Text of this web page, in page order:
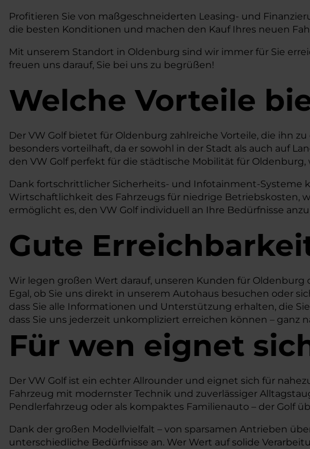
Profitieren Sie von maßgeschneiderten Leasing- und
die besten Konditionen und machen den Kauf Ihres neuen
Mit unserem Standort in Oldenburg sind wir immer für Sie
freuen uns darauf, Sie bei uns zu begrüßen!
Welche Vorteile
Der VW Golf bietet für Oldenburg zahlreiche Vorteile, die ihn
besonders vorteilhaft, da er sowohl in der Stadt als auch auf
den VW Golf perfekt für die städtische Mobilität für
Dank fortschrittlicher Sicherheits- und Infotainment-Systeme
Wirtschaftlichkeit des Fahrzeugs für niedrige Betriebskosten,
ermöglicht es, den VW Golf individuell an Ihre Bedürfnisse
Gute
Wir legen großen Wert darauf, unseren Kunden für
Egal, ob Sie uns direkt in unserem Autohaus besuchen oder
dass Sie alle Informationen und Unterstützung erhalten, die
dass Sie uns jederzeit unkompliziert erreichen können – ganz
Für wen eignet
Der VW Golf ist ein echter Allrounder und eignet sich für
Fahrzeug mit modernster Technik und zuverlässiger
Pendlerfahrzeug oder als kompaktes Familienauto – der Golf
Dank der großen Modellvielfalt – von sparsamen Antrieben
unterschiedliche Bedürfnisse an. Wer Wert auf solide